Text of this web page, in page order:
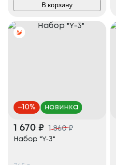
В корзину
–10% новинка
1 670 ₽ 1 860₽
Набор "Y-3"